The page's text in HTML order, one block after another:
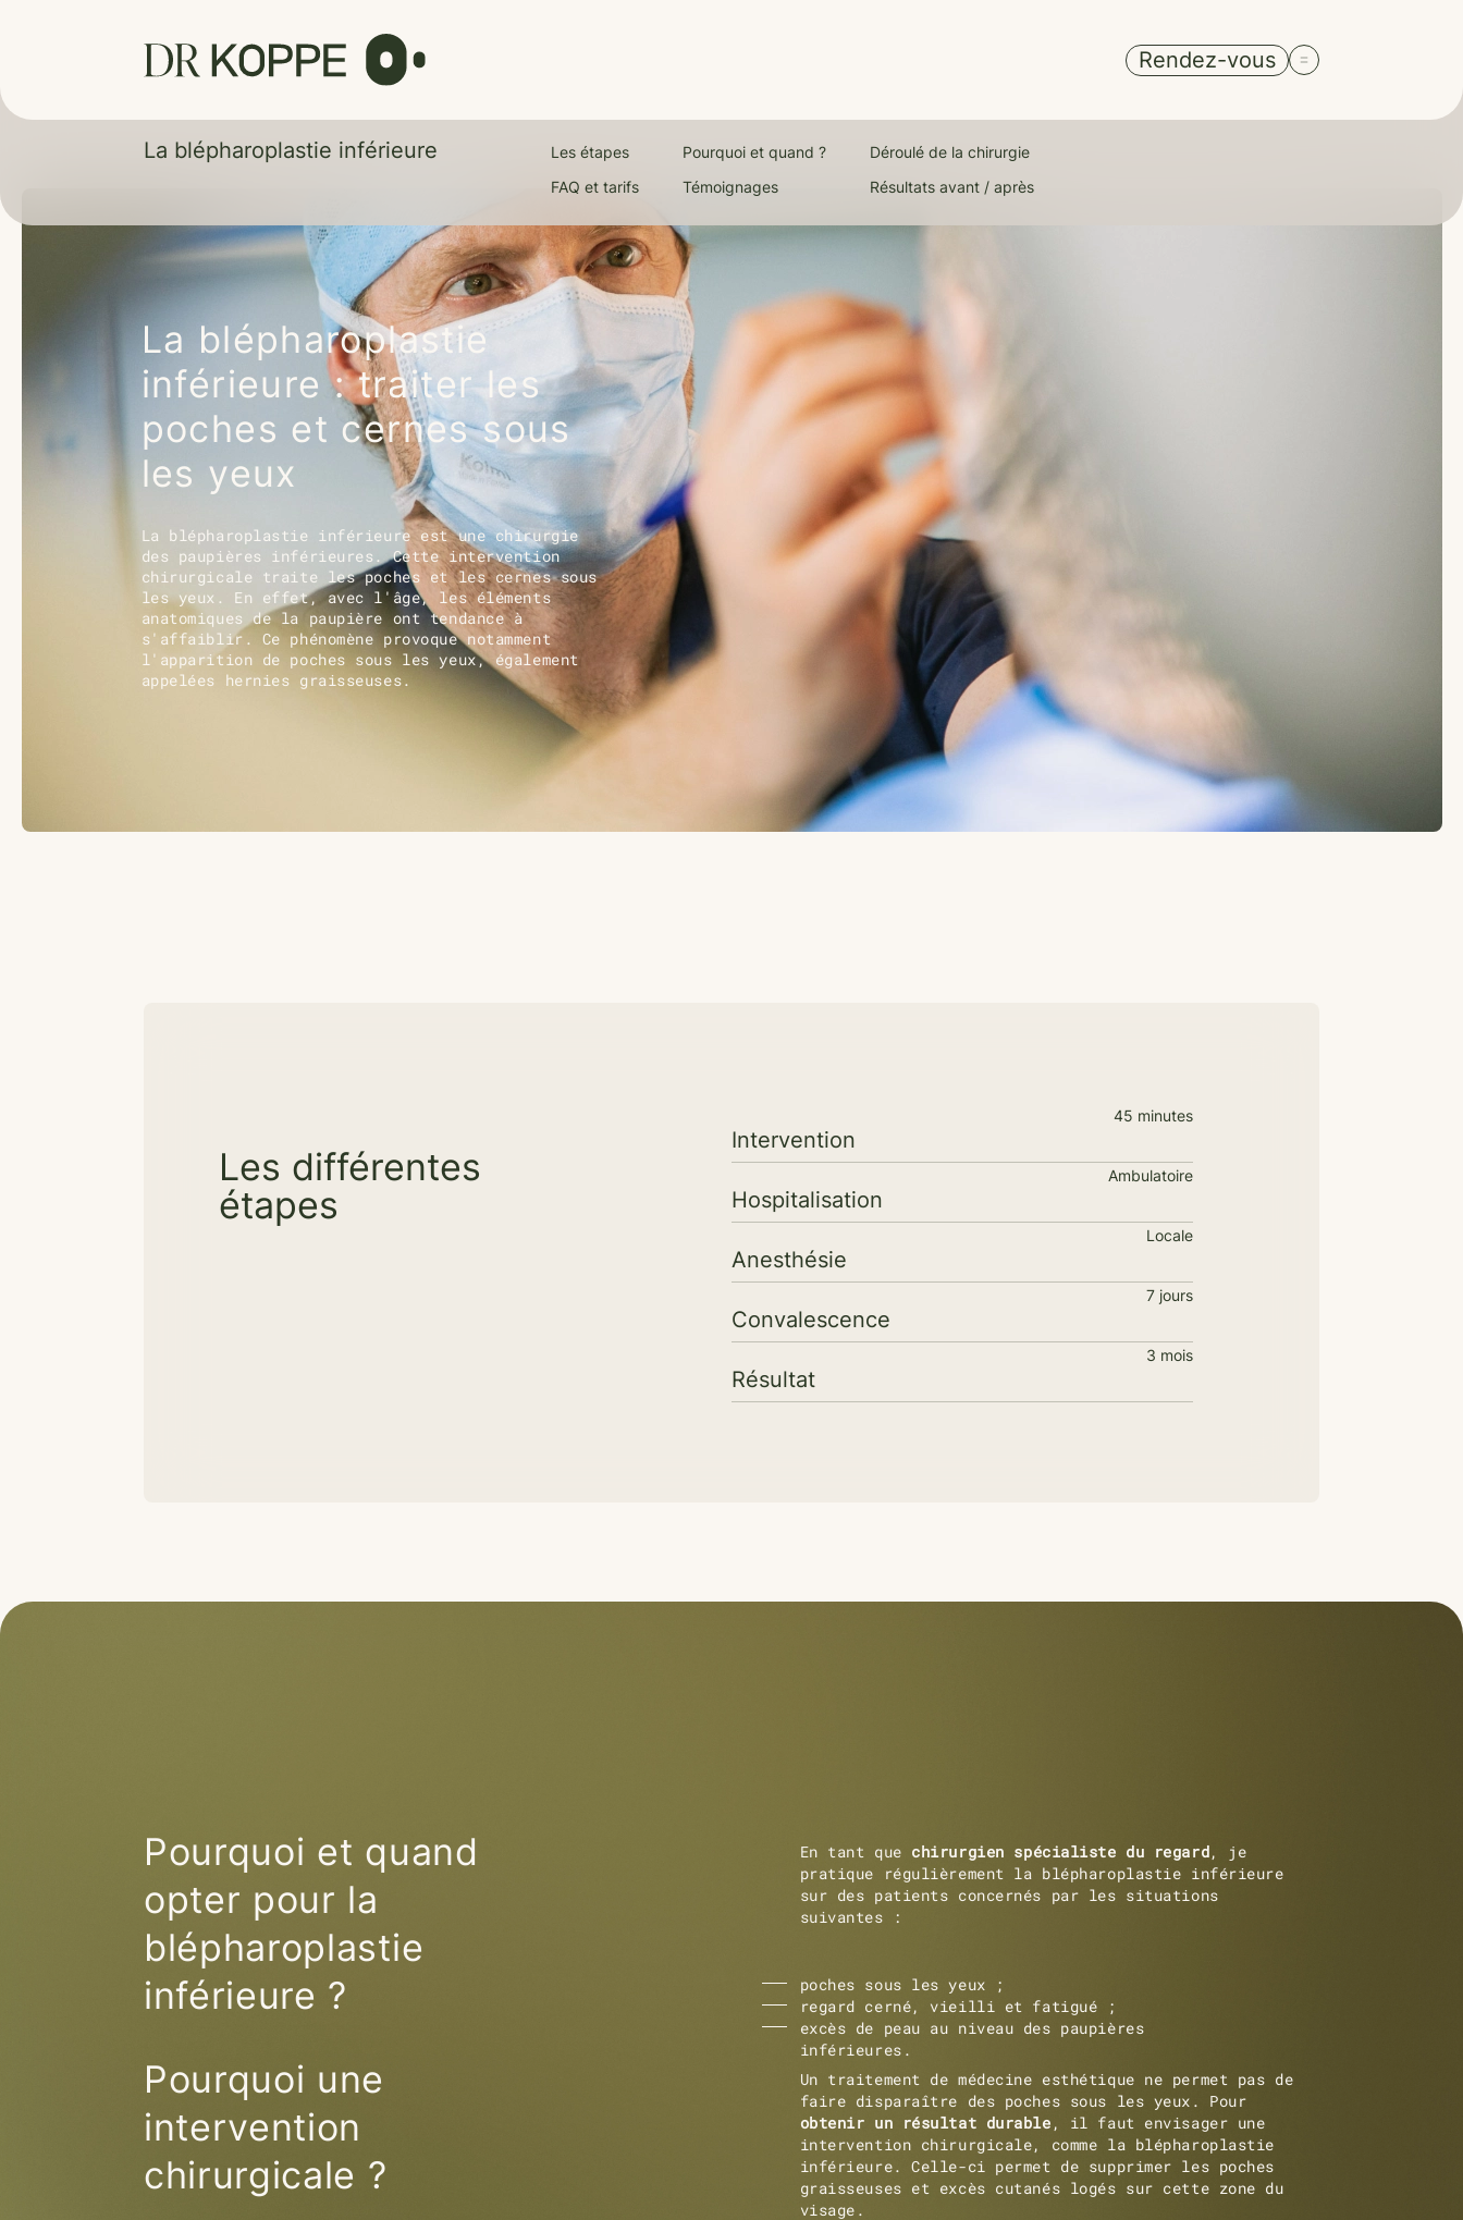
Rendez-vous
La blépharoplastie inférieure Les étapes Pourquoi et quand ?
Déroulé de la chirurgie
FAQ et tarifs
Témoignages Résultats avant / après
La blépharoplastie
inférieure : traiter les
poches et cernes sous
les yeux
La blépharoplastie inférieure est une chirurgie
des paupières inférieures. Cette intervention
chirurgicale traite les poches et les cernes sous
les yeux. En effet, avec l'âge, les éléments
anatomiques de la paupière ont tendance à
s'affaiblir. Ce phénomène provoque notamment
l'apparition de poches sous les yeux, également
appelées hernies graisseuses.
Les différentes
étapes
Intervention
45 minutes
Hospitalisation
Ambulatoire
Anesthésie
Locale
Convalescence
7 jours
Résultat
3 mois
Pourquoi et quand
opter pour la
blépharoplastie
inférieure ?
En tant que chirurgien spécialiste du regard, je
pratique régulièrement la blépharoplastie inférieure
sur des patients concernés par les situations
suivantes :
poches sous les yeux ;
regard cerné, vieilli et fatigué ;
excès de peau au niveau des paupières
inférieures.
Pourquoi une
intervention
chirurgicale ?
Un traitement de médecine esthétique ne permet pas de
faire disparaître des poches sous les yeux. Pour
obtenir un résultat durable , il faut envisager une
intervention chirurgicale, comme la blépharoplastie
inférieure. Celle-ci permet de supprimer les poches
graisseuses et excès cutanés logés sur cette zone du
visage.